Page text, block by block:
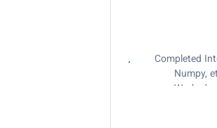
Mentored
Completed
Numpy,
Worked